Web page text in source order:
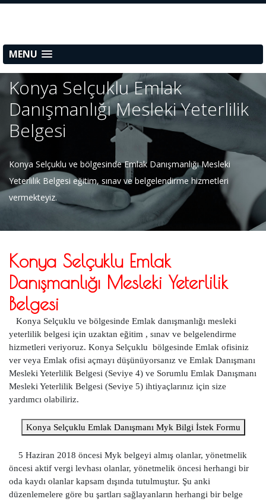
MENU
Konya Selçuklu Emlak
Danışmanlığı Mesleki Yeterlilik
Belgesi
Konya Selçuklu ve bölgesinde Emlak Danışmanlığı Mesleki
Yeterlilik Belgesi eğitim, sınav ve belgelendirme hizmetleri
vermekteyiz.
Konya Selçuklu Emlak
Danışmanlığı Mesleki Yeterlilik
Belgesi
Konya Selçuklu ve bölgesinde Emlak danışmanlığı mesleki
yeterlilik belgesi için uzaktan eğitim , sınav ve belgelendirme
hizmetleri veriyoruz. Konya Selçuklu bölgesinde Emlak ofisiniz
ver veya Emlak ofisi açmayı düşünüyorsanız ve Emlak Danışmanı
Mesleki Yeterlilik Belgesi (Seviye 4) ve Sorumlu Emlak Danışmanı
Mesleki Yeterlilik Belgesi (Seviye 5) ihtiyaçlarınız için size
yardımcı olabiliriz.
Konya Selçuklu Emlak Danışmanı Myk Bilgi İstek Formu
5 Haziran 2018 öncesi Myk belgeyi almış olanlar, yönetmelik
öncesi aktif vergi levhası olanlar, yönetmelik öncesi herhangi bir
oda kaydı olanlar kapsam dışında tutulmuştur. Şu anki
düzenlemelere göre bu şartları sağlayanların herhangi bir belge